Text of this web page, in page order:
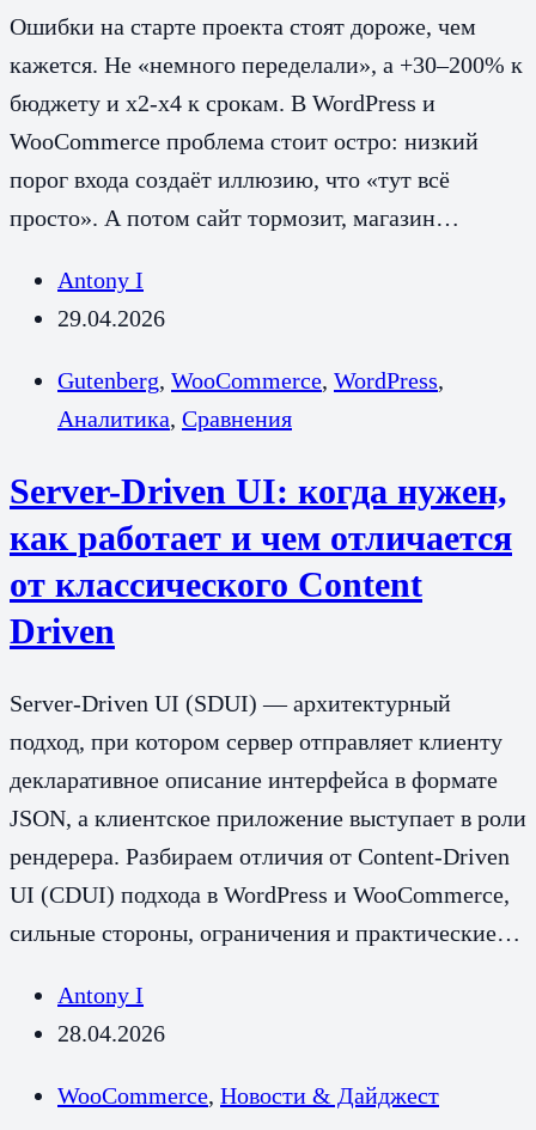
Ошибки на старте проекта стоят дороже, чем
кажется. Не «немного переделали», а +30–200% к
бюджету и x2-x4 к срокам. В WordPress и
WooCommerce проблема стоит остро: низкий
порог входа создаёт иллюзию, что «тут всё
просто». А потом сайт тормозит, магазин…
Antony I
29.04.2026
Gutenberg, WooCommerce, WordPress,
Аналитика, Сравнения
Server-Driven UI: когда нужен,
как работает и чем отличается
от классического Content
Driven
Server-Driven UI (SDUI) — архитектурный
подход, при котором сервер отправляет клиенту
декларативное описание интерфейса в формате
JSON, а клиентское приложение выступает в роли
рендерера. Разбираем отличия от Content-Driven
UI (CDUI) подхода в WordPress и WooCommerce,
сильные стороны, ограничения и практические…
Antony I
28.04.2026
WooCommerce, Новости & Дайджест